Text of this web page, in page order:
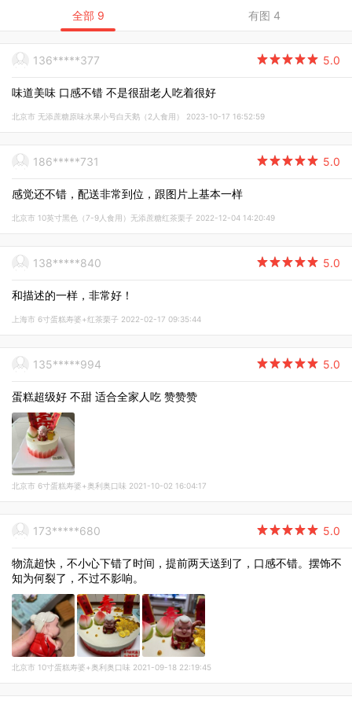
136*****377 5.0

味道美味 口感不错 不是很甜老人吃着很好
北京市 无添蔗糖原味水果小号白天鹅（2人食用） 2023-10-17 16:52:59
186*****731 5.0

感觉还不错，配送非常到位，跟图片上基本一样
北京市 10英寸黑色（7-9人食用）无添蔗糖红茶栗子 2022-12-04 14:20:49
138*****840 5.0

和描述的一样，非常好！
上海市 6寸蛋糕寿婆+红茶栗子 2022-02-17 09:35:44
135*****994 5.0

蛋糕超级好 不甜 适合全家人吃 赞赞赞
北京市 6寸蛋糕寿婆+奥利奥口味 2021-10-02 16:04:17
173*****680 5.0

物流超快，不小心下错了时间，提前两天送到了，口感不错。摆饰不
知为何裂了，不过不影响。
北京市 10寸蛋糕寿婆+奥利奥口味 2021-09-18 22:19:45
全部 9 有图 4